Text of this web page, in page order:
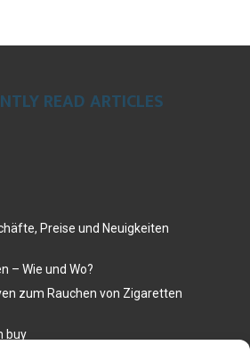
READ ARTICLES
Preise und Neuigkeiten
– Wie und Wo?
zum Rauchen von Zigaretten
buy